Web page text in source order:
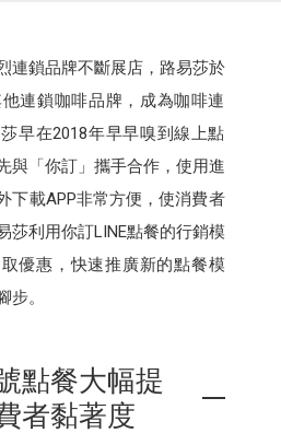
連鎖品牌不斷展店，路易莎於
連鎖咖啡品牌，成為咖啡連
早在2018年早早嗅到線上點
與「你訂」攜手合作，使用進
下載APP非常方便，使消費者
莎利用你訂LINE點餐的行銷模
優惠，快速推廣新的點餐模
。
點餐大幅提
者黏著度